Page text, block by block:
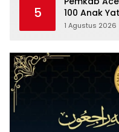
5
100 Anak
1 Agustus 2026